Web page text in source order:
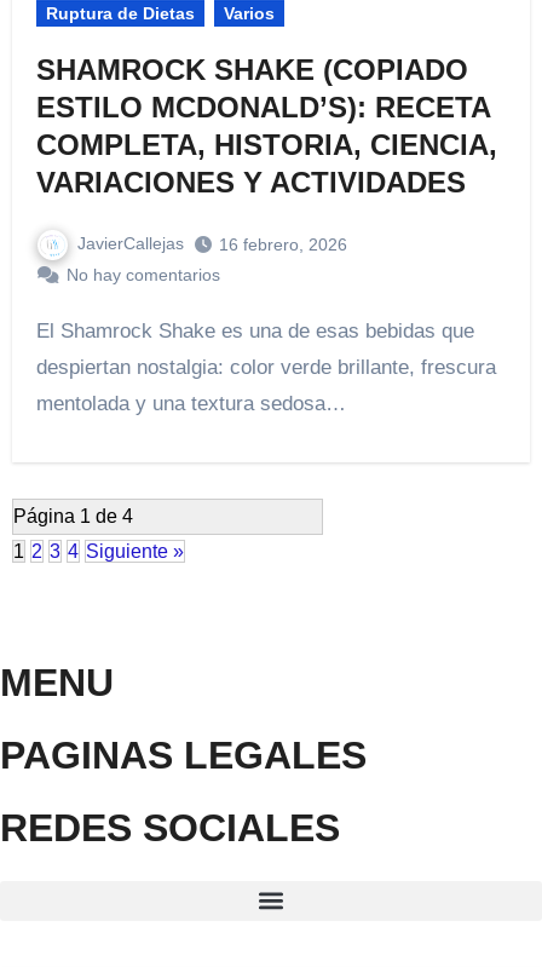
Ruptura de Dietas
Varios
SHAMROCK SHAKE (COPIADO
ESTILO MCDONALD’S): RECETA
COMPLETA, HISTORIA, CIENCIA,
VARIACIONES Y ACTIVIDADES
JavierCallejas
16 febrero, 2026
No hay comentarios
El Shamrock Shake es una de esas bebidas que
despiertan nostalgia: color verde brillante, frescura
mentolada y una textura sedosa…
Página 1 de 4
1 2 3 4 Siguiente »
MENU
PAGINAS LEGALES
REDES SOCIALES